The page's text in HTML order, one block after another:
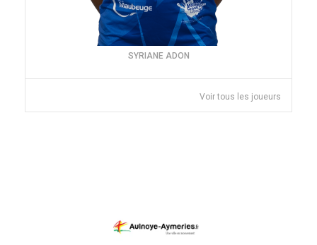
SYRIANE ADON
Voir tous les joueurs